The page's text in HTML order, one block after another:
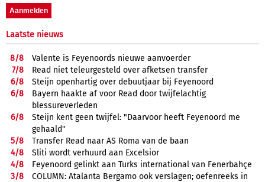
Laatste nieuws
8/8
Valente is Feyenoords nieuwe aanvoerder
7/8
Read niet teleurgesteld over afketsen transfer
6/8
Steijn openhartig over debuutjaar bij Feyenoord
6/8
Bayern haakte af voor Read door twijfelachtig
blessureverleden
6/8
Steijn kent geen twijfel: "Daarvoor heeft Feyenoord me
gehaald"
5/8
Transfer Read naar AS Roma van de baan
4/8
Sliti wordt verhuurd aan Excelsior
4/8
Feyenoord gelinkt aan Turks international van Fenerbahçe
3/8
COLUMN: Atalanta Bergamo ook verslagen; oefenreeks in